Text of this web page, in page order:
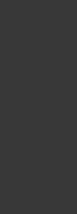
価